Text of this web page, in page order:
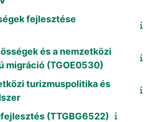
fejlesztése
és a nemzetközi
migráció (TGOE0530)
turizmuspolitika és
(TTGBG6522)